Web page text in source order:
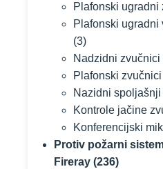
Plafonski ugradni
Plafonski ugradni
(3)
Nadzidni zvučnici
Plafonski zvučnici
Nazidni
Kontrole jačine
Konferencijski
Protiv požarni
Fireray (236)